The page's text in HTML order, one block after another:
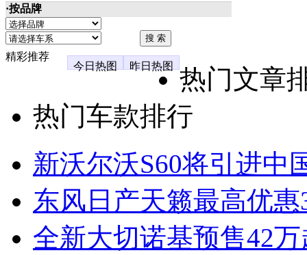
·按品牌
精彩推荐
今日热图
昨日热图
热门文章
热门车款排行
新沃尔沃S60将引进中
东风日产天籁最高优
全新大切诺基预售42